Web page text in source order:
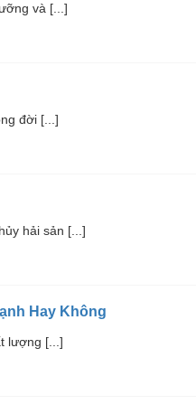
và [...]
đời [...]
hải sản [...]
Hay Không
lượng [...]